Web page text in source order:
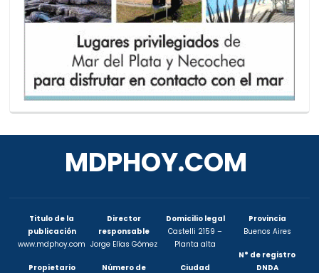
MDPHOY.COM
Titulo de la
publicación
www.mdphoy.com
Propietario
Director
responsable
Jorge Elías Gómez
Número de
Domicilio legal
Castelli 2159 –
Planta alta
Ciudad
Provincia
Buenos Aires
N° de registro
DNDA